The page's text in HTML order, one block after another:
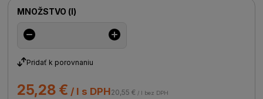
MNOŽSTVO (l)
Pridať k porovnaniu
25,28 € / l s DPH20,55 € / l bez DPH